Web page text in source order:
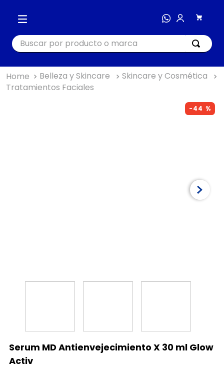
Buscar por producto o marca
Belleza y Skincare
Skincare y Cosmética
Tratamientos Faciales
-44 %
Serum MD Antienvejecimiento X 30 ml Glow
Activ
TÉRMINOS MÁS BUSCADOS
1.
cocina